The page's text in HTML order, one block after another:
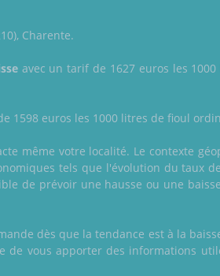
Charente.
avec un tarif de 1627 euros les
1598 euros les 1000 litres de fioul
même votre localité. Le contexte
tels que l'évolution du taux
de prévoir une hausse ou une
dès que la tendance est à la
de vous apporter des informations